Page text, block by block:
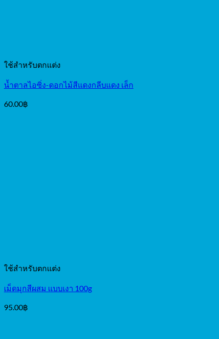
ใช้สำหรับตกแต่ง
น้ำตาลไอซิ่ง-ดอกไม้สีแดงกลีบแดง เล็ก
60.00฿
ใช้สำหรับตกแต่ง
เม็ดมุกสีผสม แบบเงา 100g
95.00฿